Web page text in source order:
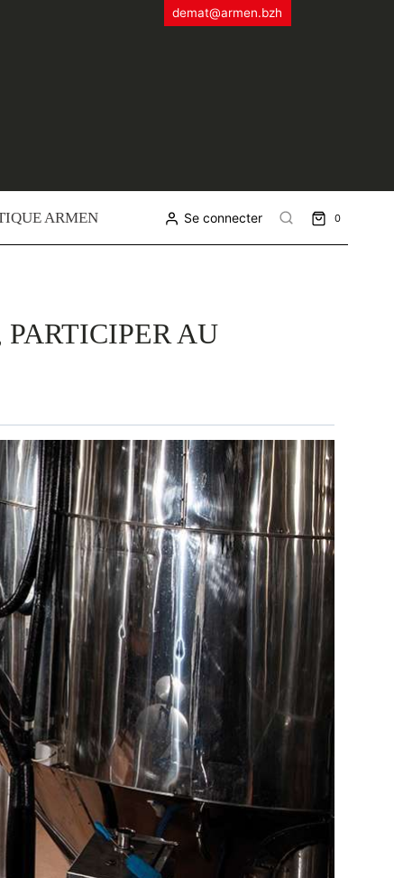
demat@armen.bzh
ARMEN Se connecter 0
AU